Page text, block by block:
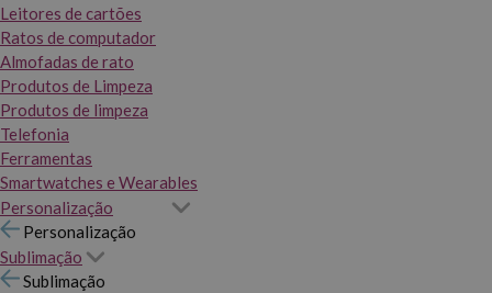
Leitores de cartões
Ratos de computador
Almofadas de rato
Produtos de Limpeza
Produtos de limpeza
Telefonia
Ferramentas
Smartwatches e Wearables
Personalização
Personalização
Sublimação
Sublimação